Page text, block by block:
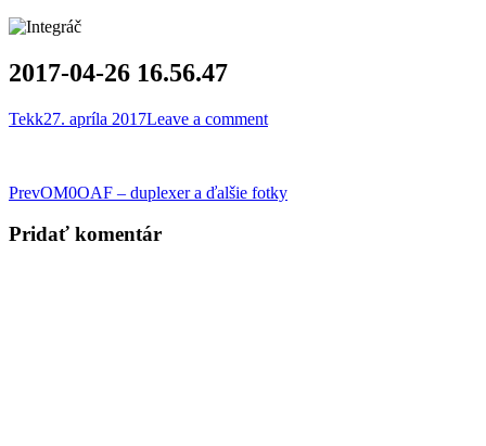
2017-04-26 16.56.47
Tekk27. apríla 2017Leave a comment
Post
navigation
PrevOM0OAF – duplexer a ďalšie fotky
Pridať komentár